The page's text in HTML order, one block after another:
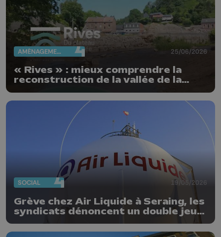
AMÉNAGEMENT DU TERRITOIRE 25/06/2026
« Rives » : mieux comprendre la
reconstruction de la vallée de la
SOCIAL 19/05/2026
Grève chez Air Liquide à Seraing, les
syndicats dénoncent un double jeu
de la direction : « Les travailleurs
n’apprécient pas »